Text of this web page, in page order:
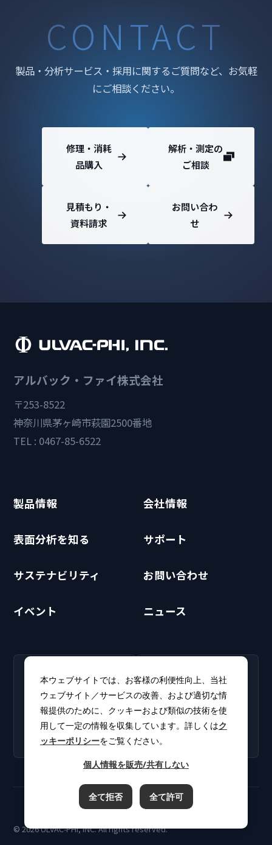
CONTACT
製品・分析サービス・採用に関するご質問など、お気軽
にご相談ください。
修理・消耗
品購入
解析・測定の
ご相談
見積もり・
資料請求
お問い合わ
せ
アルバック・ファイ株式会社
〒253-8522
神奈川県茅ヶ崎市萩園2500番地
TEL : 0467-85-6522
製品情報 会社情報
表面分析を知る サポート
サステナビリティ お問い合わせ
イベント ニュース
採用情報
新卒・キャリア採用情報を
掲載しています。
CLUB PHI（会員専
用）
ソフトウェアアップデート
やカタログをダウンロー
ド。
© 2026 ULVAC-PHI, INC. All rights reserved.
本ウェブサイトでは、お客様の利便性向上、当社
ウェブサイト／サービスの改善、および適切な情
報提供のために、クッキーおよび類似の技術を使
用して一定の情報を収集しています。詳しくはク
ッキーポリシーをご覧ください。
個人情報を販売/共有しない
全て拒否 全て許可